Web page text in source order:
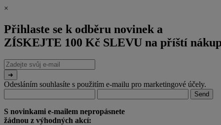
×
Přihlaste se k odběru novinek a
ZÍSKEJTE 100 Kč SLEVU na příští
E-
mailová
adresa
Odesláním souhlasíte s použitím e-mailu pro marketingové účely.
(ponechte
prázdné)
(ponechte
prázdné)
S novinkami e-mailem nepropásnete
žádnou z výhodných akcí: